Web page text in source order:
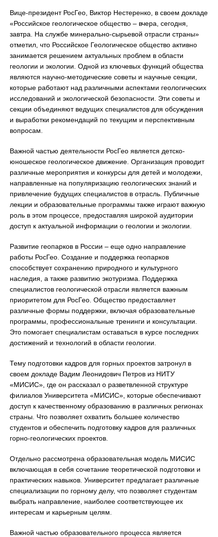
Вице-президент РосГео, Виктор Нестеренко, в своем докладе
«Российское геологическое общество – вчера, сегодня,
завтра. На службе минерально-сырьевой отрасли страны»
отметил, что Российское Геологическое общество активно
занимается решением актуальных проблем в области
геологии и экологии. Одной из ключевых функций общества
являются научно-методические советы и научные секции,
которые работают над различными аспектами геологических
исследований и экологической безопасности. Эти советы и
секции объединяют ведущих специалистов для обсуждения
и выработки рекомендаций по текущим и перспективным
вопросам.
Важной частью деятельности РосГео является детско-
юношеское геологическое движение. Организация проводит
различные мероприятия и конкурсы для детей и молодежи,
направленные на популяризацию геологических знаний и
привлечение будущих специалистов в отрасль. Публичные
лекции и образовательные программы также играют важную
роль в этом процессе, предоставляя широкой аудитории
доступ к актуальной информации о геологии и экологии.
Развитие геопарков в России – еще одно направление
работы РосГео. Создание и поддержка геопарков
способствует сохранению природного и культурного
наследия, а также развитию экотуризма. Поддержка
специалистов геологической отрасли является важным
приоритетом для РосГео. Общество предоставляет
различные формы поддержки, включая образовательные
программы, профессиональные тренинги и консультации.
Это помогает специалистам оставаться в курсе последних
достижений и технологий в области геологии.
Тему подготовки кадров для горных проектов затронул в
своем докладе Вадим Леонидович Петров из НИТУ
«МИСИС», где он рассказал о разветвленной структуре
филиалов Университета «МИСИС», которые обеспечивают
доступ к качественному образованию в различных регионах
страны. Что позволяет охватить большее количество
студентов и обеспечить подготовку кадров для различных
горно-геологических проектов.
Отдельно рассмотрена образовательная модель МИСИС
включающая в себя сочетание теоретической подготовки и
практических навыков. Университет предлагает различные
специализации по горному делу, что позволяет студентам
выбрать направление, наиболее соответствующее их
интересам и карьерным целям.
Важной частью образовательного процесса является